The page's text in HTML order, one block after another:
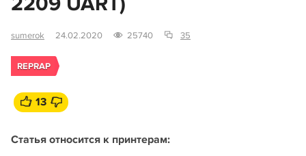
sumerok 24.02.2020 25740 35
REPRAP
13
Статья относится к принтерам: